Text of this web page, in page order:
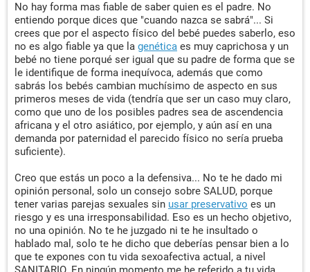
No hay forma mas fiable de saber quien es el padre. No
entiendo porque dices que "cuando nazca se sabrá"... Si
crees que por el aspecto físico del bebé puedes saberlo, eso
no es algo fiable ya que la genética es muy caprichosa y un
bebé no tiene porqué ser igual que su padre de forma que se
le identifique de forma inequívoca, además que como
sabrás los bebés cambian muchísimo de aspecto en sus
primeros meses de vida (tendría que ser un caso muy claro,
como que uno de los posibles padres sea de ascendencia
africana y el otro asiático, por ejemplo, y aún así en una
demanda por paternidad el parecido físico no sería prueba
suficiente).
Creo que estás un poco a la defensiva... No te he dado mi
opinión personal, solo un consejo sobre SALUD, porque
tener varias parejas sexuales sin usar preservativo es un
riesgo y es una irresponsabilidad. Eso es un hecho objetivo,
no una opinión. No te he juzgado ni te he insultado o
hablado mal, solo te he dicho que deberías pensar bien a lo
que te expones con tu vida sexoafectiva actual, a nivel